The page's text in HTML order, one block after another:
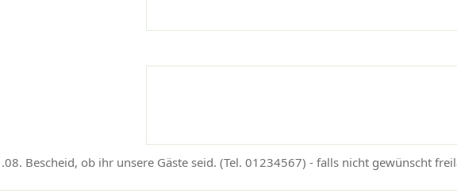
Bescheid, ob ihr unsere Gäste seid. (Tel. 01234567) - falls nicht gewünscht